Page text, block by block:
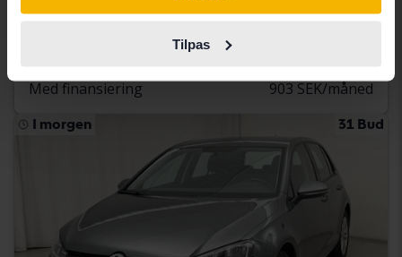
Tilpas
2023
70 860 kilometer
metan
Med finansiering 903 SEK/måned
I morgen 31 Bud